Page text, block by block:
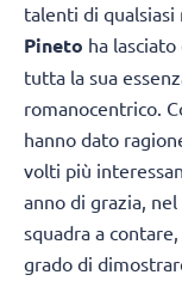
talenti di qualsiasi
Pineto ha lasciato
tutta la sua
romanocentrico.
hanno dato
volti più
anno di grazia,
squadra a
grado di